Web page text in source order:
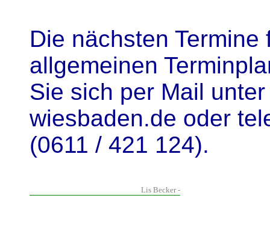
Die nächsten Termine
allgemeinen
Sie sich per Mail
wiesbaden.de oder
(0611 / 421 124).
Lis Becker -